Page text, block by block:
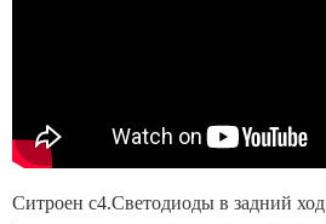
Ситроен с4.Светодиоды в задний ход